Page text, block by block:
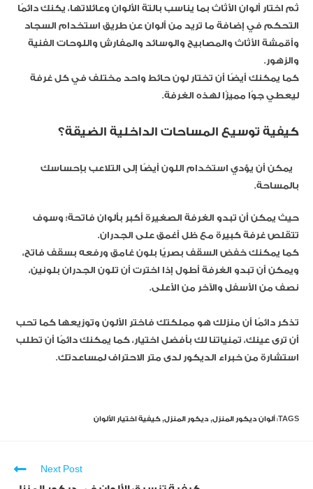
ثم اختار ألوان الأثاث بما يناسب بالتة الألوان وعائلاتها، يكنك دائمًا
التحكم في إضافة ما تريد من ألوان عن طريق استخدام السجاد
وأقمشة الأثاث والمصابيح والوسائد والمفارش واللوحات الفنية
والزهور.
كما يمكنك أيضًا أن تختار لون حائط واحد مختلف في كل غرفة
ليعطي جوًا مميزًا لهذه الغرفة.
كيفية توسيع المساحات الداخلية الضيقة؟
يمكن أن يؤدي استخدام اللون أيضًا إلى التلاعب بإحساسك
بالمساحة.
حيث يمكن أن تبدو الغرفة الصغيرة أكبر بألوان فاتحة؛ وسوف
تتقلص غرفة كبيرة مع ظل أغمق على الجدران.
كما يمكنك خفض السقف بصريًا بلون غامق ورفعه بسقف فاتح،
ويمكن أن تبدو الغرفة أطول إذا اخترت أن تلون الجدران بلونين،
نصف من الأسفل والآخر من الأعلى.
تذكر دائمًا أن منزلك هو مملكتك فاختر الألون وتوزيعها كما تحب
أن ترى عينك، تمنياتنا لك بأفضل اختيار، كما يمكنك دائمًا أن تطلب
استشارة من خبراء الديكور لدى متر الاحتراف لمساعدتك.
TAGS: ألوان ديكور المنزل,ديكور المنزل,كيفية اختيار الألوان
Next Post